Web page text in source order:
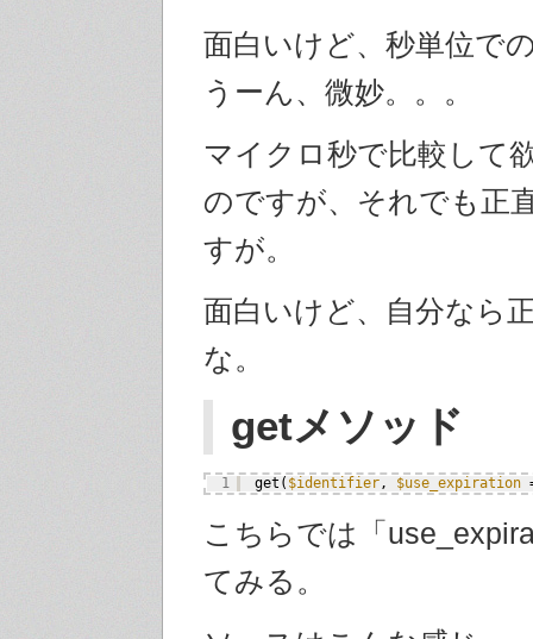
面白いけど、秒単位で
うーん、微妙。。。
マイクロ秒で比較して
のですが、それでも正
すが。
面白いけど、自分なら
な。
getメソッド
1 get( $identifier, $use_expiration
こちらでは「
てみる。